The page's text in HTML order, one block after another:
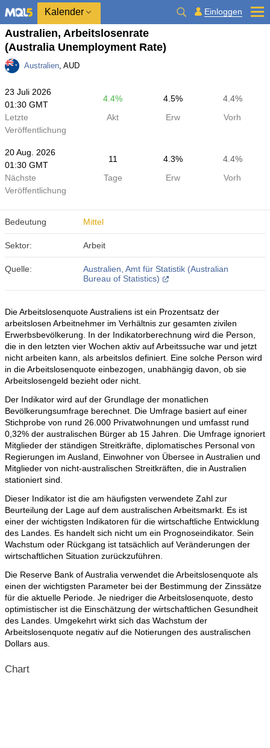
Kalender Einloggen
Australien, Arbeitslosenrate
(Australia Unemployment Rate)
Australien, AUD
23 Juli 2026
01:30 GMT
4.4% 4.5%
4.4%
Letzte
Veröffentlichung
Akt Erw Vorh
20 Aug. 2026
01:30 GMT
11 4.3%
4.4%
Nächste
Veröffentlichung
Tage Erw Vorh
Bedeutung Mittel
Sektor: Arbeit
Quelle:
Australien, Amt für Statistik (Australian
Bureau of Statistics)
Die Arbeitslosenquote Australiens ist ein Prozentsatz der
arbeitslosen Arbeitnehmer im Verhältnis zur gesamten zivilen
Erwerbsbevölkerung. In der Indikatorberechnung wird die Person,
die in den letzten vier Wochen aktiv auf Arbeitssuche war und jetzt
nicht arbeiten kann, als arbeitslos definiert. Eine solche Person wird
in die Arbeitslosenquote einbezogen, unabhängig davon, ob sie
Arbeitslosengeld bezieht oder nicht.
Der Indikator wird auf der Grundlage der monatlichen
Bevölkerungsumfrage berechnet. Die Umfrage basiert auf einer
Stichprobe von rund 26.000 Privatwohnungen und umfasst rund
0,32% der australischen Bürger ab 15 Jahren. Die Umfrage ignoriert
Mitglieder der ständigen Streitkräfte, diplomatisches Personal von
Regierungen im Ausland, Einwohner von Übersee in Australien und
Mitglieder von nicht-australischen Streitkräften, die in Australien
stationiert sind.
Dieser Indikator ist die am häufigsten verwendete Zahl zur
Beurteilung der Lage auf dem australischen Arbeitsmarkt. Es ist
einer der wichtigsten Indikatoren für die wirtschaftliche Entwicklung
des Landes. Es handelt sich nicht um ein Prognoseindikator. Sein
Wachstum oder Rückgang ist tatsächlich auf Veränderungen der
wirtschaftlichen Situation zurückzuführen.
Die Reserve Bank of Australia verwendet die Arbeitslosenquote als
einen der wichtigsten Parameter bei der Bestimmung der Zinssätze
für die aktuelle Periode. Je niedriger die Arbeitslosenquote, desto
optimistischer ist die Einschätzung der wirtschaftlichen Gesundheit
des Landes. Umgekehrt wirkt sich das Wachstum der
Arbeitslosenquote negativ auf die Notierungen des australischen
Dollars aus.
Chart